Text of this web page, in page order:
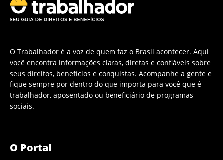
O Trabalhador é a voz de quem faz o Brasil acontecer. Aqui
você encontra informações claras, diretas e confiáveis sobre
seus direitos, benefícios e conquistas. Acompanhe a gente e
fique sempre por dentro do que importa para você que é
trabalhador, aposentado ou beneficiário de programas
sociais.
O Portal